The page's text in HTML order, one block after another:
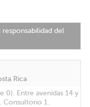
del
Rica
0). Entre avenidas 14 y
Consultorio 1.